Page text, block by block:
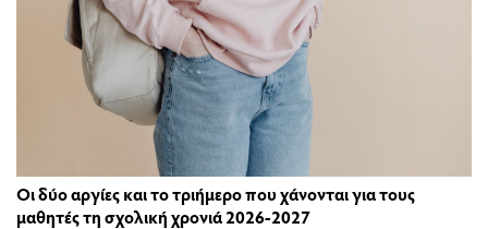
Οι δύο αργίες και το τριήμερο που χάνονται για τους
μαθητές τη σχολική χρονιά 2026-2027